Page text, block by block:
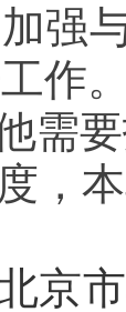
强
工作
需
，
京